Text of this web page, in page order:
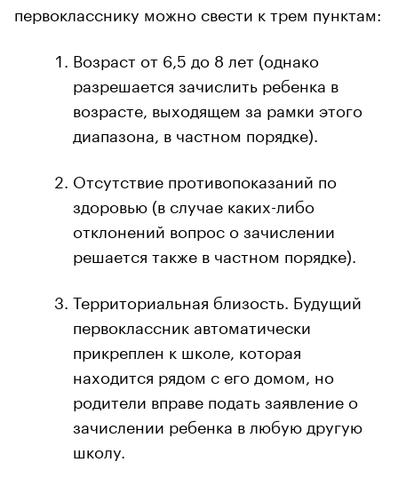
первокласснику можно свести к трем пунктам:
Возраст от 6,5 до 8 лет (однако
разрешается зачислить ребенка в
возрасте, выходящем за рамки этого
диапазона, в частном порядке).
Отсутствие противопоказаний по
здоровью (в случае каких-либо
отклонений вопрос о зачислении
решается также в частном порядке).
Территориальная близость. Будущий
первоклассник автоматически
прикреплен к школе, которая
находится рядом с его домом, но
родители вправе подать заявление о
зачислении ребенка в любую другую
школу.